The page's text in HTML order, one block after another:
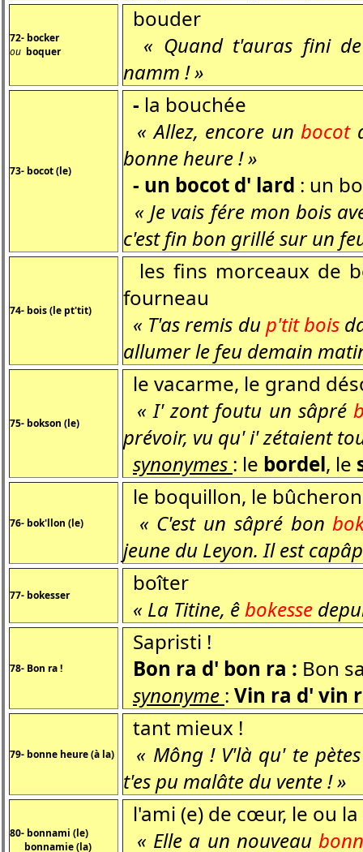
72- bocker
ou boquer
bouder
« Quand t'auras fini
namm ! »
73- bocot (le)
- la bouchée
« Allez, encore un bocot
bonne heure ! »
- un bocot d' lard : un
« Je vais fére mon bois
c'est fin bon grillé sur un
74- bois (le pt'tit)
les fins morceaux de
fourneau
« T'as remis dup'tit bois
allumer le feu demain
75- bokson (le)
le vacarme, le grand
« I' zont foutu un sâpré
prévoir, vu qu' i' zétaient
synonymes : le bordel, le
76- bok'llon (le)
le boquillon, le bûcheron
« C'est un sâpré bon
jeune du Leyon. Il est
77- bokesser
boîter
« La Titine, ê bokesse
78- Bon ra !
Sapristi !
Bon ra d' bon ra : Bon
synonyme : Vin ra d' vin
79- bonne heure (à la)
tant mieux !
« Mông ! V'là qu' te
t'es pu malâte du vente ! »
80- bonnami (le)
bonnamie (la)
l'ami (e) de cœur, le ou
« Elle a un nouveau